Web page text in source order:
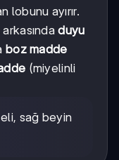
lobunu ayırır.
arkasındaduyu
boz madde
(miyelinli
sağ beyin